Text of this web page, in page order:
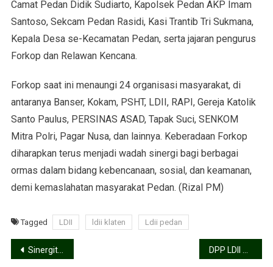
Camat Pedan Didik Sudiarto, Kapolsek Pedan AKP Imam
Santoso, Sekcam Pedan Rasidi, Kasi Trantib Tri Sukmana,
Kepala Desa se-Kecamatan Pedan, serta jajaran pengurus
Forkop dan Relawan Kencana.
Forkop saat ini menaungi 24 organisasi masyarakat, di
antaranya Banser, Kokam, PSHT, LDII, RAPI, Gereja Katolik
Santo Paulus, PERSINAS ASAD, Tapak Suci, SENKOM
Mitra Polri, Pagar Nusa, dan lainnya. Keberadaan Forkop
diharapkan terus menjadi wadah sinergi bagi berbagai
ormas dalam bidang kebencanaan, sosial, dan keamanan,
demi kemaslahatan masyarakat Pedan. (Rizal PM)
Tagged LDII ldii klaten Ldii pedan
Sinergitas LDII dan Forkopimcam Srumbung: Bersama Wujudkan Wilayah yang Kondusif